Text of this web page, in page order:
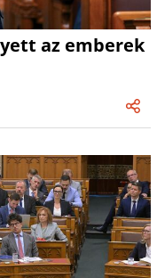
az emberek